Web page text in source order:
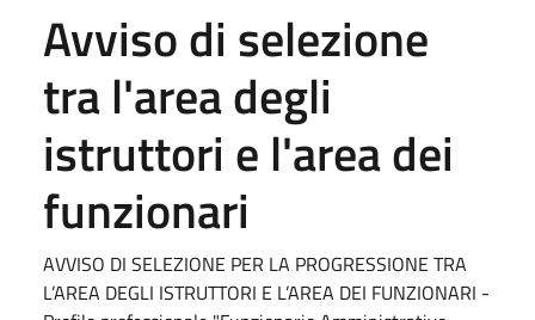
Avviso di selezione
tra l'area degli
istruttori e l'area dei
funzionari
AVVISO DI SELEZIONE PER LA PROGRESSIONE TRA
L’AREA DEGLI ISTRUTTORI E L’AREA DEI FUNZIONARI -